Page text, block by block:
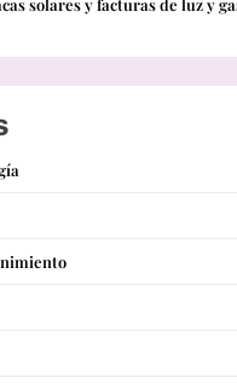
solares y facturas de luz y